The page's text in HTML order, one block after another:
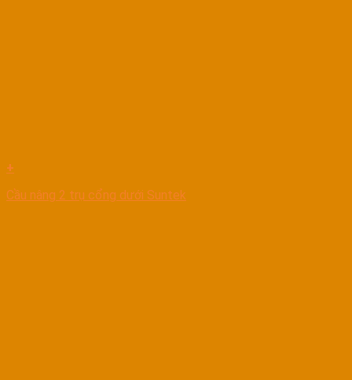
+
Cầu nâng 2 trụ cổng dưới Suntek